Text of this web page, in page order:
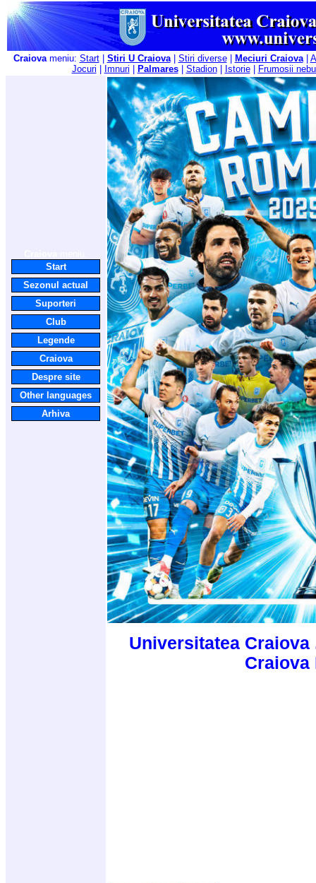
Craiovameniu: Start| Stiri U Craiova| Stiri diverse| Meciuri Craiova|
Jocuri
Imnuri Palmares| Stadion| Istorie| Frumosii
Start
Sezonul actual
Suporteri
Club
Legende
Craiova
Despre site
Other languages
Arhiva
Universitatea
Craiova